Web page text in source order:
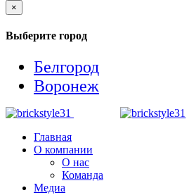
×
Выберите город
Белгород
Воронеж
Главная
О компании
О нас
Команда
Медиа